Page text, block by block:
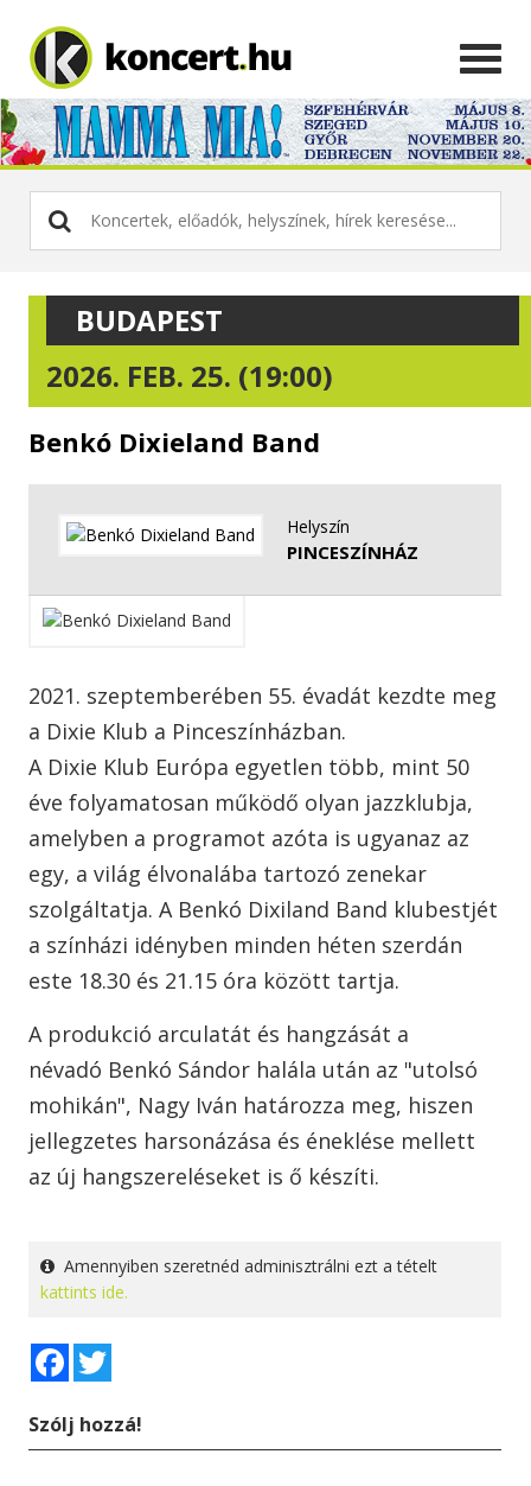
BUDAPEST
2026. FEB. 25. (19:00)
Benkó Dixieland Band
Helyszín
PINCESZÍNHÁZ
2021. szeptemberében 55. évadát kezdte meg
a Dixie Klub a Pinceszínházban.
A Dixie Klub Európa egyetlen több, mint 50
éve folyamatosan működő olyan jazzklubja,
amelyben a programot azóta is ugyanaz az
egy, a világ élvonalába tartozó zenekar
szolgáltatja. A Benkó Dixiland Band klubestjét
a színházi idényben minden héten szerdán
este 18.30 és 21.15 óra között tartja.
A produkció arculatát és hangzását a
névadó Benkó Sándor halála után az "utolsó
mohikán", Nagy Iván határozza meg, hiszen
jellegzetes harsonázása és éneklése mellett
az új hangszereléseket is ő készíti.
Amennyiben szeretnéd adminisztrálni ezt a tételt
kattints ide.
Facebook
Szólj hozzá!